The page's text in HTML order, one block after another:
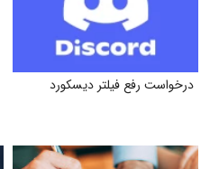
درخواست رفع فیلتر دیسکورد